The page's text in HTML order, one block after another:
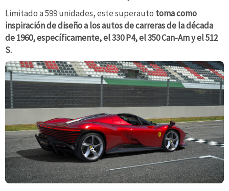
Limitado a 599 unidades, este superauto toma como
inspiración de diseño a los autos de carreras de la década
de 1960, específicamente, el 330 P4, el 350 Can-Am y el 512
S.